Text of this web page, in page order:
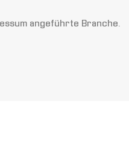
angeführte Branche.